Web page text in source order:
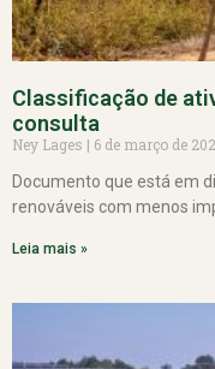
Classificação de
consulta
Ney Lages
6 de março de
Documento que está em
renováveis com menos
Leia mais »